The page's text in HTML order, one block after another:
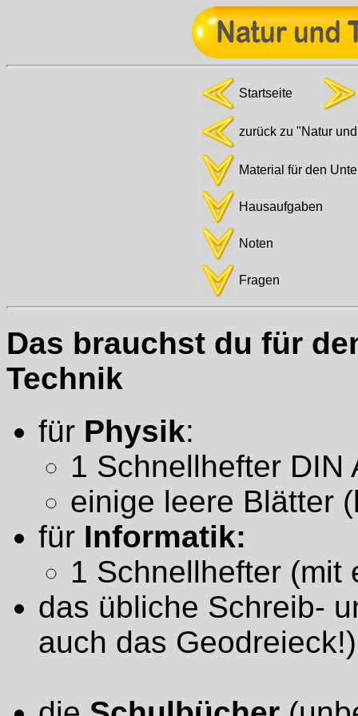
Startseite
zurück zu "Natur
Material für den
Hausaufgaben
Noten
Fragen
Das brauchst du für
Technik
für Physik:
1 Schnellhefter DIN
einige leere Blätter
für Informatik:
1 Schnellhefter (mit
das übliche Schreib-
auch das Geodreieck!)